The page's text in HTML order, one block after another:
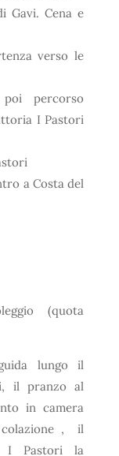
Gavi. Cena e
verso le
percorso
I Pastori
a Costa del
(quota
lungo il
il pranzo al
in camera
, il
I Pastori la